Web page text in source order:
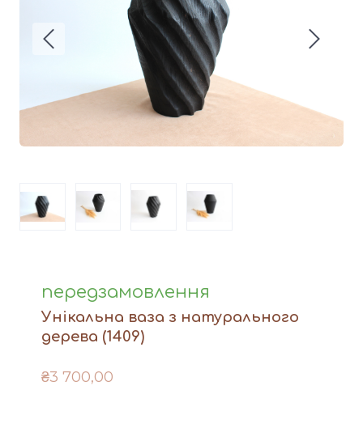
Вази
Фігури й статуетки
Догляд за виробами
Доставка та оплата
передзамовлення
Унікальна ваза з натурального
дерева (1409)
₴3 700,00